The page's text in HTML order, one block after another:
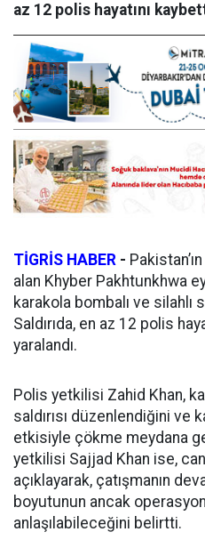
az 12 polis hayatını
TİGRİS HABER -
alan Khyber Pakhtunkhwa
karakola bombalı ve silahlı
Saldırıda, en az 12 polis
yaralandı.
Polis yetkilisi Zahid Khan,
saldırısı düzenlendiğini ve
etkisiyle çökme meydana
yetkilisi Sajjad Khan ise,
açıklayarak, çatışmanın
boyutunun ancak
anlaşılabileceğini belirtti.